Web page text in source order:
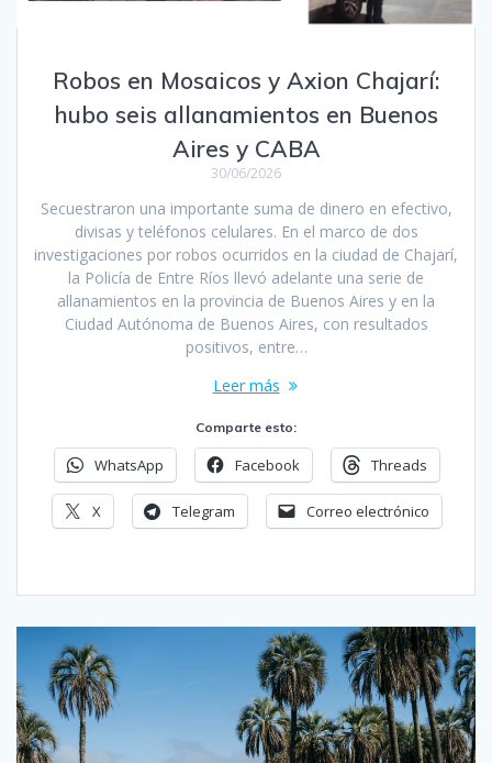
Robos en Mosaicos y Axion Chajarí:
hubo seis allanamientos en Buenos
Aires y CABA
30/06/2026
Secuestraron una importante suma de dinero en efectivo,
divisas y teléfonos celulares. En el marco de dos
investigaciones por robos ocurridos en la ciudad de Chajarí,
la Policía de Entre Ríos llevó adelante una serie de
allanamientos en la provincia de Buenos Aires y en la
Ciudad Autónoma de Buenos Aires, con resultados
positivos, entre…
Leer más
Comparte esto:
WhatsApp Facebook Threads
X Telegram Correo electrónico